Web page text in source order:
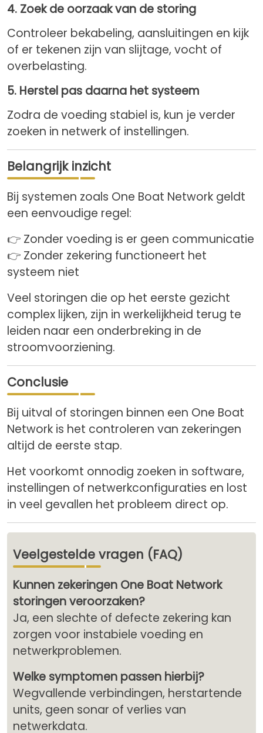
4. Zoek de oorzaak van de storing
Controleer bekabeling, aansluitingen en kijk
of er tekenen zijn van slijtage, vocht of
overbelasting.
5. Herstel pas daarna het systeem
Zodra de voeding stabiel is, kun je verder
zoeken in netwerk of instellingen.
Belangrijk inzicht
Bij systemen zoals One Boat Network geldt
een eenvoudige regel:
👉 Zonder voeding is er geen communicatie
👉 Zonder zekering functioneert het
systeem niet
Veel storingen die op het eerste gezicht
complex lijken, zijn in werkelijkheid terug te
leiden naar een onderbreking in de
stroomvoorziening.
Conclusie
Bij uitval of storingen binnen een One Boat
Network is het controleren van zekeringen
altijd de eerste stap.
Het voorkomt onnodig zoeken in software,
instellingen of netwerkconfiguraties en lost
in veel gevallen het probleem direct op.
Veelgestelde vragen (FAQ)
Kunnen zekeringen One Boat Network
storingen veroorzaken?
Ja, een slechte of defecte zekering kan
zorgen voor instabiele voeding en
netwerkproblemen.
Welke symptomen passen hierbij?
Wegvallende verbindingen, herstartende
units, geen sonar of verlies van
netwerkdata.